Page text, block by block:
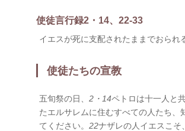
使徒言行録2・14、22-33
イエスが死に支配されたままでおら
使徒たちの宣教
五旬祭の日、 2・14ペトロは十一人と
たエルサレムに住むすべての人たち
てください。 22ナザレの人イエスこそ